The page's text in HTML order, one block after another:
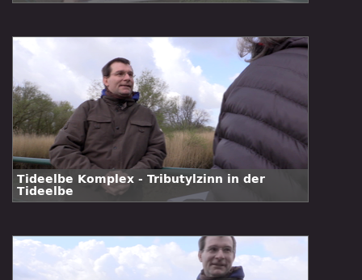
Tideelbe Komplex - Tributylzinn in der
Tideelbe